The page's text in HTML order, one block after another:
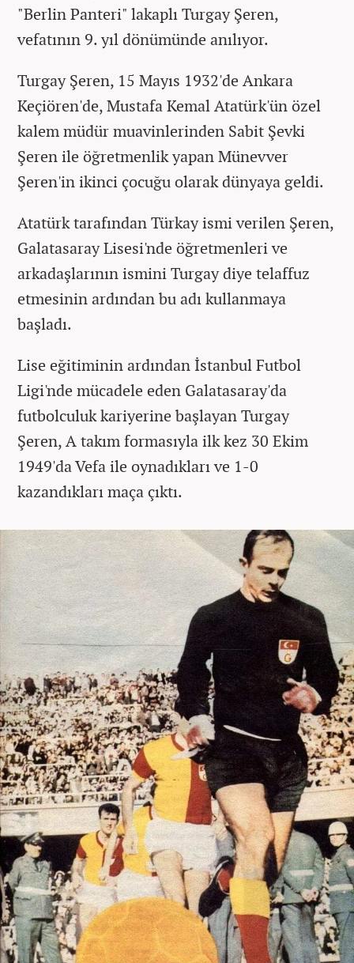
"Berlin Panteri" lakaplı Turgay Şeren,
vefatının 9. yıl dönümünde anılıyor.
Turgay Şeren, 15 Mayıs 1932'de Ankara
Keçiören'de, Mustafa Kemal Atatürk'ün özel
kalem müdür muavinlerinden Sabit Şevki
Şeren ile öğretmenlik yapan Münevver
Şeren'in ikinci çocuğu olarak dünyaya geldi.
Atatürk tarafından Türkay ismi verilen Şeren,
Galatasaray Lisesi'nde öğretmenleri ve
arkadaşlarının ismini Turgay diye telaffuz
etmesinin ardından bu adı kullanmaya
başladı.
Lise eğitiminin ardından İstanbul Futbol
Ligi'nde mücadele eden Galatasaray'da
futbolculuk kariyerine başlayan Turgay
Şeren, A takım formasıyla ilk kez 30 Ekim
1949'da Vefa ile oynadıkları ve 1-0
kazandıkları maça çıktı.